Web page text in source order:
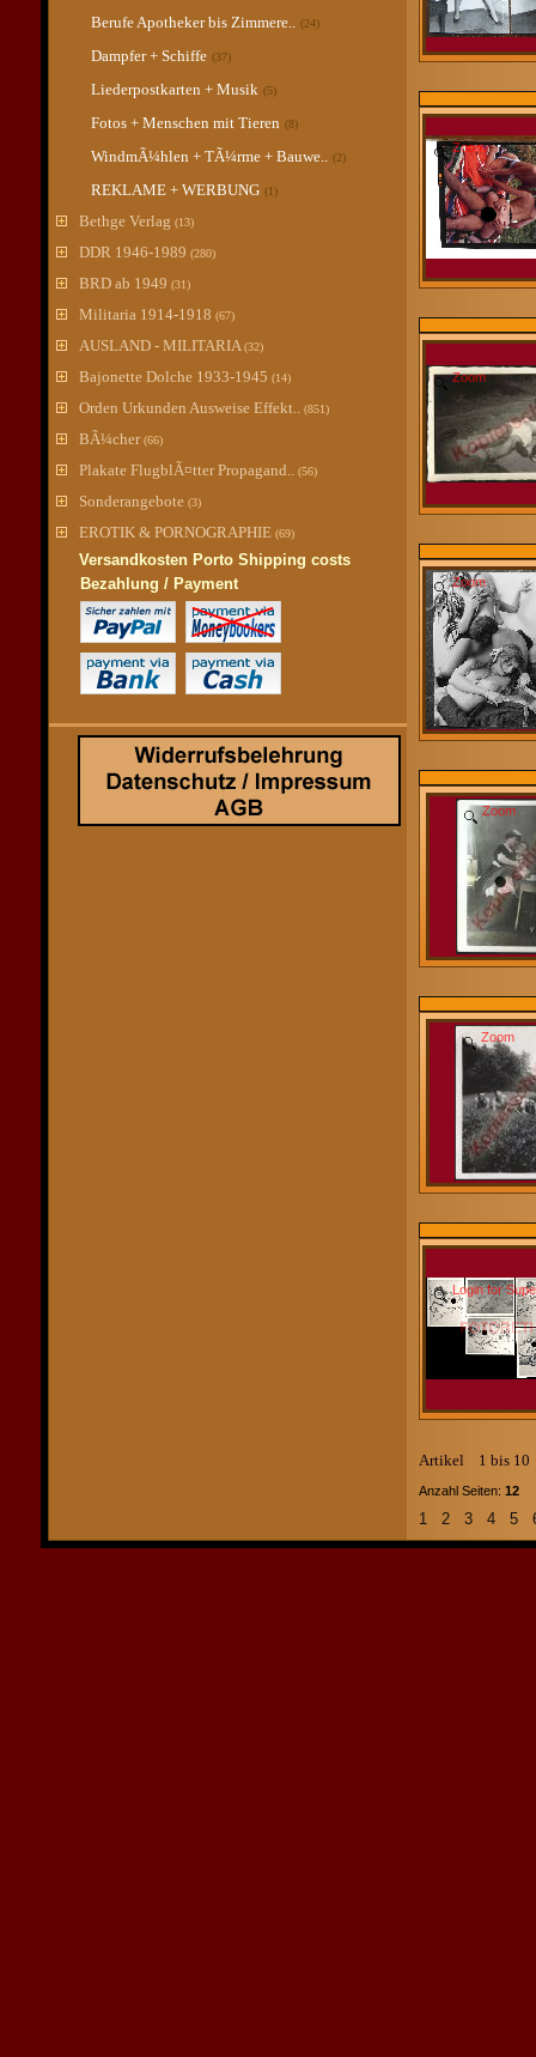
Berufe Apotheker bis Zimmere.. (24)
Dampfer + Schiffe (37)
Liederpostkarten + Musik (5)
Fotos + Menschen mit Tieren (8)
WindmÃ¼hlen + TÃ¼rme + Bauwe.. (2)
REKLAME + WERBUNG (1)
Bethge Verlag (13)
DDR 1946-1989 (280)
BRD ab 1949 (31)
Militaria 1914-1918 (67)
AUSLAND - MILITARIA (32)
Bajonette Dolche 1933-1945 (14)
Orden Urkunden Ausweise Effekt.. (851)
BÃ¼cher (66)
Plakate FlugblÃ¤tter Propagand.. (56)
Sonderangebote (3)
EROTIK & PORNOGRAPHIE (69)
Versandkosten Porto Shipping costs
Bezahlung / Payment
Zoom
Zoom
Zoom
Zoom
Zoom
Login for
Artikel 1 bis
Anzahl Seiten: 12
1 2 3 4 5